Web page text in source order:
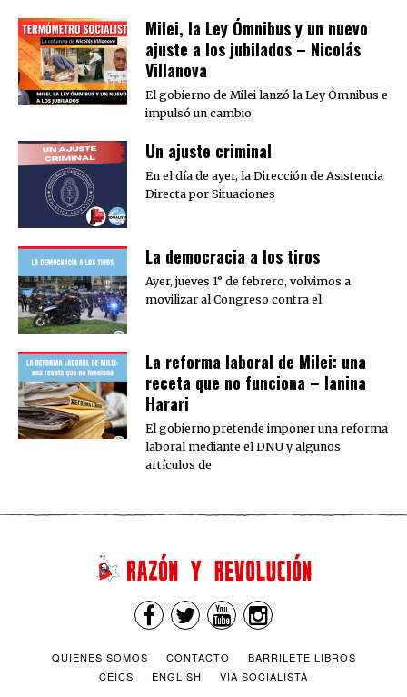
Milei, la Ley Ómnibus y un nuevo
ajuste a los jubilados – Nicolás
Villanova
El gobierno de Milei lanzó la Ley Ómnibus e
impulsó un cambio
Un ajuste criminal
En el día de ayer, la Dirección de Asistencia
Directa por Situaciones
La democracia a los tiros
Ayer, jueves 1° de febrero, volvimos a
movilizar al Congreso contra el
La reforma laboral de Milei: una
receta que no funciona – Ianina
Harari
El gobierno pretende imponer una reforma
laboral mediante el DNU y algunos
artículos de
QUIENES SOMOS CONTACTO
BARRILETE LIBROS
CEICS
ENGLISH VÍA SOCIALISTA